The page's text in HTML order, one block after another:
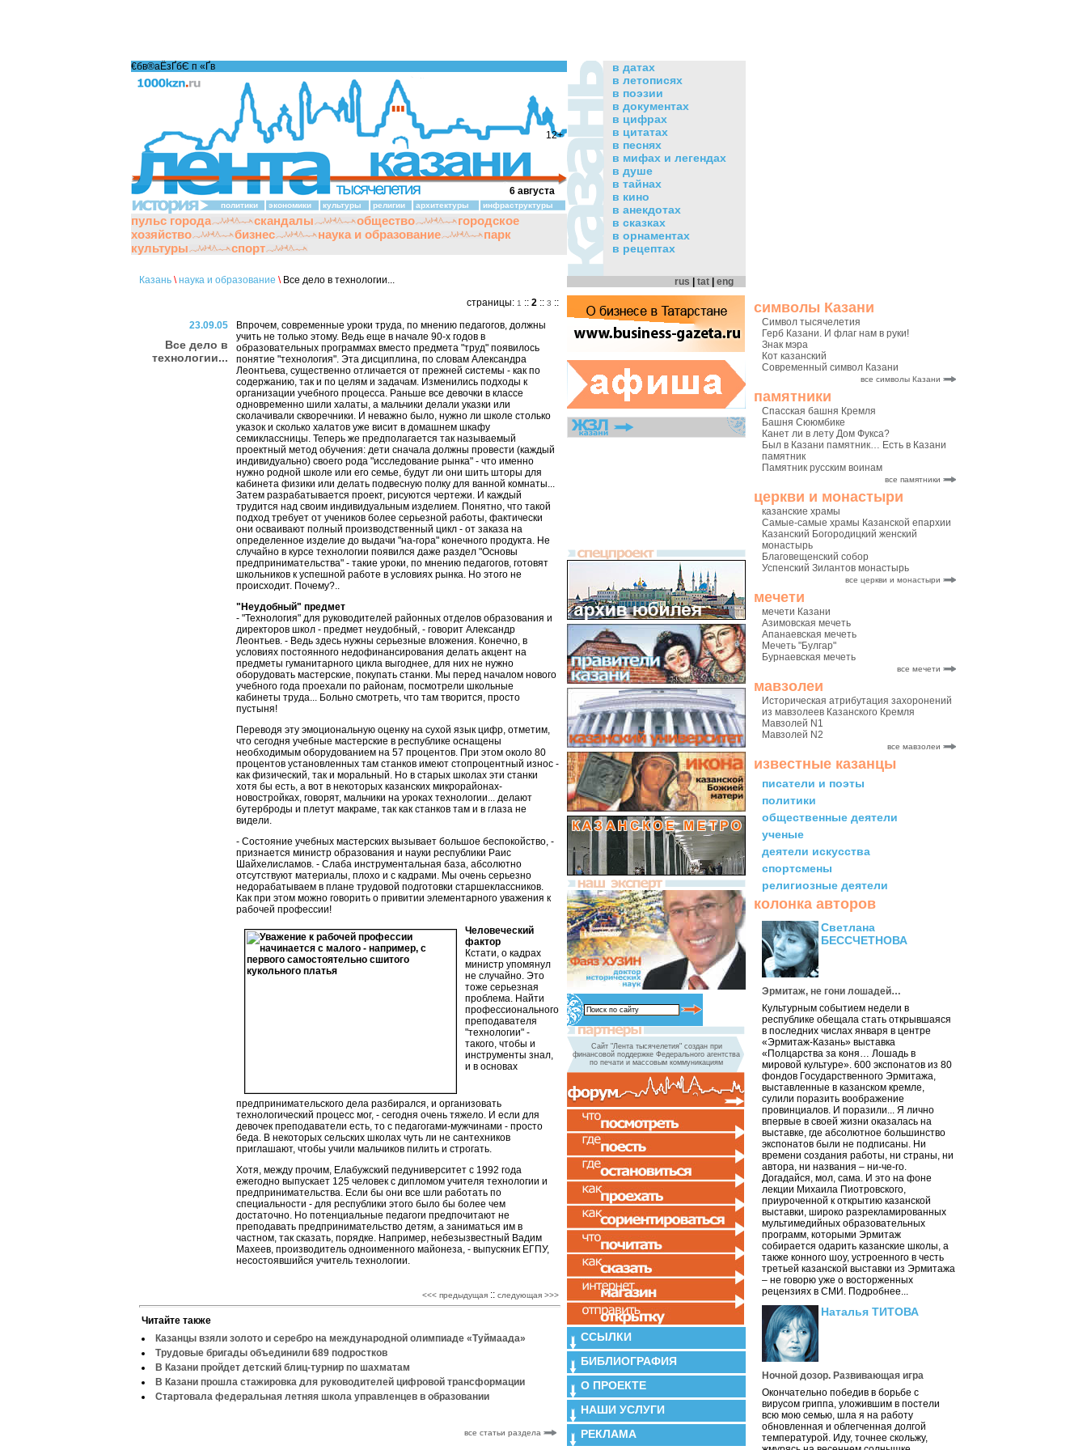
символы Казани
Символ тысячелетия
Герб Казани. И флаг нам в руки!
Знак мэра
Кот казанский
Современный символ Казани
все символы Казани
памятники
Спасская башня Кремля
Башня Сююмбике
Канет ли в лету Дом Фукса?
Был в Казани памятник… Есть в Казани
памятник
Памятник русским воинам
все памятники
церкви и монастыри
казанские храмы
Самые-самые храмы Казанской епархии
Казанский Богородицкий женский
монастырь
Благовещенский собор
Успенский Зилантов монастырь
все церкви и монастыри
мечети
мечети Казани
Азимовская мечеть
Апанаевская мечеть
Мечеть "Булгар"
Бурнаевская мечеть
все мечети
мавзолеи
Историческая атрибутация захоронений
из мавзолеев Казанского Кремля
Мавзолей N1
Мавзолей N2
все мавзолеи
известные казанцы
писатели и поэты
политики
общественные деятели
ученые
деятели искусства
спортсмены
религиозные деятели
колонка авторов
Светлана
БЕССЧЕТНОВА
Эрмитаж, не гони лошадей…
Культурным событием недели в
республике обещала стать открывшаяся
в последних числах января в центре
«Эрмитаж-Казань» выставка
«Полцарства за коня… Лошадь в
мировой культуре». 600 экспонатов из 80
фондов Государственного Эрмитажа,
выставленные в казанском кремле,
сулили поразить воображение
провинциалов. И поразили... Я лично
впервые в своей жизни оказалась на
выставке, где абсолютное большинство
экспонатов были не подписаны. Ни
времени создания работы, ни страны, ни
автора, ни названия – ни-че-го.
Догадайся, мол, сама. И это на фоне
лекции Михаила Пиотровского,
приуроченной к открытию казанской
выставки, широко разрекламированных
мультимедийных образовательных
программ, которыми Эрмитаж
собирается одарить казанские школы, а
также конного шоу, устроенного в честь
третьей казанской выставки из Эрмитажа
– не говорю уже о восторженных
рецензиях в СМИ. Подробнее...
Наталья ТИТОВА
Ночной дозор. Развивающая игра
Окончательно победив в борьбе с
вирусом гриппа, уложившим в постели
всю мою семью, шла я на работу
обновленная и облегченная долгой
температурой. Иду, точнее скольжу,
12+
€бв®аЁзҐбЄ п «Ґ­в
6 августа
политики экономики культуры религии архитектуры инфраструктуры
пульс города скандалы общество
городское
хозяйство
бизнес наука и образование
парк
культуры
спорт
Казань \ наука и образование \Все дело в технологии...
страницы: 1 :: 2 :: 3 ::
23.09.05
Все дело в
технологии...
Впрочем, современные уроки труда, по мнению педагогов, должны
учить не только этому. Ведь еще в начале 90-х годов в
образовательных программах вместо предмета "труд" появилось
понятие "технология". Эта дисциплина, по словам Александра
Леонтьева, существенно отличается от прежней системы - как по
содержанию, так и по целям и задачам. Изменились подходы к
организации учебного процесса. Раньше все девочки в классе
одновременно шили халаты, а мальчики делали указки или
сколачивали скворечники. И неважно было, нужно ли школе столько
указок и сколько халатов уже висит в домашнем шкафу
семиклассницы. Теперь же предполагается так называемый
проектный метод обучения: дети сначала должны провести (каждый
индивидуально) своего рода "исследование рынка" - что именно
нужно родной школе или его семье, будут ли они шить шторы для
кабинета физики или делать подвесную полку для ванной комнаты...
Затем разрабатывается проект, рисуются чертежи. И каждый
трудится над своим индивидуальным изделием. Понятно, что такой
подход требует от учеников более серьезной работы, фактически
они осваивают полный производственный цикл - от заказа на
определенное изделие до выдачи "на-гора" конечного продукта. Не
случайно в курсе технологии появился даже раздел "Основы
предпринимательства" - такие уроки, по мнению педагогов, готовят
школьников к успешной работе в условиях рынка. Но этого не
происходит. Почему?..
"Неудобный" предмет
- "Технология" для руководителей районных отделов образования и
директоров школ - предмет неудобный, - говорит Александр
Леонтьев. - Ведь здесь нужны серьезные вложения. Конечно, в
условиях постоянного недофинансирования делать акцент на
предметы гуманитарного цикла выгоднее, для них не нужно
оборудовать мастерские, покупать станки. Мы перед началом нового
учебного года проехали по районам, посмотрели школьные
кабинеты труда... Больно смотреть, что там творится, просто
пустыня!
Переводя эту эмоциональную оценку на сухой язык цифр, отметим,
что сегодня учебные мастерские в республике оснащены
необходимым оборудованием на 57 процентов. При этом около 80
процентов установленных там станков имеют стопроцентный износ -
как физический, так и моральный. Но в старых школах эти станки
хотя бы есть, а вот в некоторых казанских микрорайонах-
новостройках, говорят, мальчики на уроках технологии... делают
бутерброды и плетут макраме, так как станков там и в глаза не
видели.
- Состояние учебных мастерских вызывает большое беспокойство, -
признается министр образования и науки республики Раис
Шайхелисламов. - Слаба инструментальная база, абсолютно
отсутствуют материалы, плохо и с кадрами. Мы очень серьезно
недорабатываем в плане трудовой подготовки старшеклассников.
Как при этом можно говорить о привитии элементарного уважения к
рабочей профессии!
Человеческий
фактор
Кстати, о кадрах
министр упомянул
не случайно. Это
тоже серьезная
проблема. Найти
профессионального
преподавателя
"технологии" -
такого, чтобы и
инструменты знал,
и в основах
предпринимательского дела разбирался, и организовать
технологический процесс мог, - сегодня очень тяжело. И если для
девочек преподаватели есть, то с педагогами-мужчинами - просто
беда. В некоторых сельских школах чуть ли не сантехников
приглашают, чтобы учили мальчиков пилить и строгать.
Хотя, между прочим, Елабужский педуниверситет с 1992 года
ежегодно выпускает 125 человек с дипломом учителя технологии и
предпринимательства. Если бы они все шли работать по
специальности - для республики этого было бы более чем
достаточно. Но потенциальные педагоги предпочитают не
преподавать предпринимательство детям, а заниматься им в
частном, так сказать, порядке. Например, небезызвестный Вадим
Махеев, производитель одноименного майонеза, - выпускник ЕГПУ,
несостоявшийся учитель технологии.
<<< предыдущая :: следующая >>>
Читайте также
Казанцы взяли золото и серебро на международной олимпиаде «Туймаада»
Трудовые бригады объединили 689 подростков
В Казани пройдет детский блиц-турнир по шахматам
В Казани прошла стажировка для руководителей цифровой трансформации
Стартовала федеральная летняя школа управленцев в образовании
все статьи раздела
в датах
в летописях
в поэзии
в документах
в цифрах
в цитатах
в песнях
в мифах и легендах
в душе
в тайнах
в кино
в анекдотах
в сказках
в орнаментах
в рецептах
rus tat eng
Сайт "Лента тысячелетия" создан при
финансовой поддержке Федерального агентства
по печати и массовым коммуникациям
ССЫЛКИ
БИБЛИОГРАФИЯ
О ПРОЕКТЕ
НАШИ УСЛУГИ
РЕКЛАМА